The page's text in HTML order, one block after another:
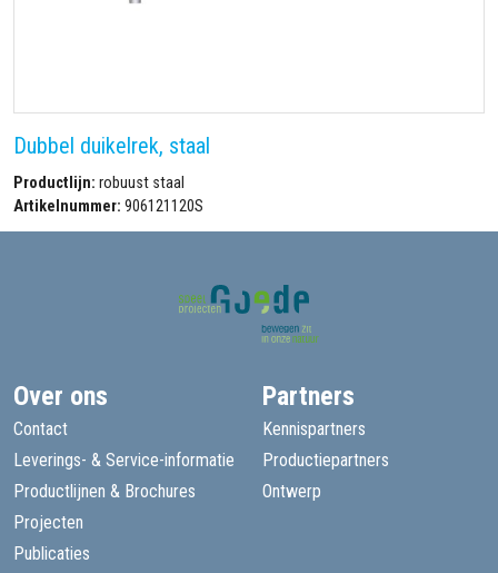
Dubbel duikelrek, staal
Productlijn: robuust staal
Artikelnummer: 906121120S
Over ons
Contact
Leverings- & Service-informatie
Productlijnen & Brochures
Projecten
Publicaties
Partners
Kennispartners
Productiepartners
Ontwerp